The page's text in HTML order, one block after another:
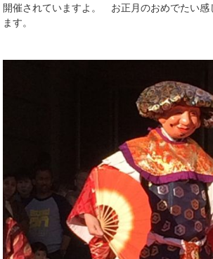
開催されていますよ。 お正月のおめでたい感
ます。